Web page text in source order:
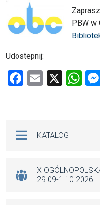
PBW w
Udostepnij:
F
o
k
E
X
W
p
KATALOG
X
29.09-1.10.2026